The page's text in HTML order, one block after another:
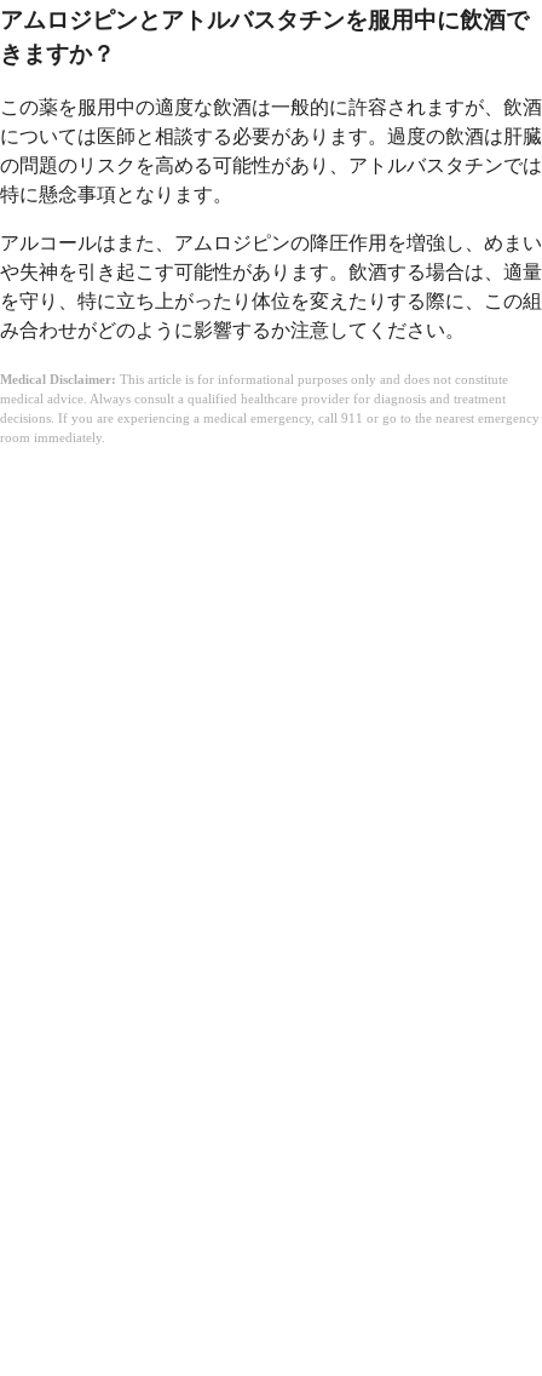
アムロジピンとアトルバスタチンを服用中に飲酒で
きますか？
この薬を服用中の適度な飲酒は一般的に許容されますが、飲酒
については医師と相談する必要があります。過度の飲酒は肝臓
の問題のリスクを高める可能性があり、アトルバスタチンでは
特に懸念事項となります。
アルコールはまた、アムロジピンの降圧作用を増強し、めまい
や失神を引き起こす可能性があります。飲酒する場合は、適量
を守り、特に立ち上がったり体位を変えたりする際に、この組
み合わせがどのように影響するか注意してください。
Medical Disclaimer: This article is for informational purposes only and does not constitute
medical advice. Always consult a qualified healthcare provider for diagnosis and treatment
decisions. If you are experiencing a medical emergency, call 911 or go to the nearest emergency
room immediately.